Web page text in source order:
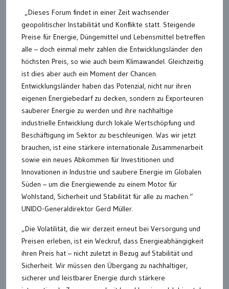
„Dieses Forum findet in einer Zeit wachsender
geopolitischer Instabilität und Konflikte statt. Steigende
Preise für Energie, Düngemittel und Lebensmittel betreffen
alle – doch einmal mehr zahlen die Entwicklungsländer den
höchsten Preis, so wie auch beim Klimawandel. Gleichzeitig
ist dies aber auch ein Moment der Chancen.
Entwicklungsländer haben das Potenzial, nicht nur ihren
eigenen Energiebedarf zu decken, sondern zu Exporteuren
sauberer Energie zu werden und ihre nachhaltige
industrielle Entwicklung durch lokale Wertschöpfung und
Beschäftigung im Sektor zu beschleunigen. Was wir jetzt
brauchen, ist eine stärkere internationale Zusammenarbeit
sowie ein neues Abkommen für Investitionen und
Innovationen in Industrie und saubere Energie im Globalen
Süden – um die Energiewende zu einem Motor für
Wohlstand, Sicherheit und Stabilität für alle zu machen.“
UNIDO-Generaldirektor Gerd Müller.
„Die Volatilität, die wir derzeit erneut bei Versorgung und
Preisen erleben, ist ein Weckruf, dass Energieabhängigkeit
ihren Preis hat – nicht zuletzt in Bezug auf Stabilität und
Sicherheit. Wir müssen den Übergang zu nachhaltiger,
sicherer und leistbarer Energie durch stärkere